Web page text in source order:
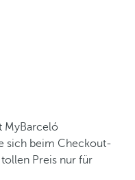
MyBarceló
sich beim Checkout-
tollen Preis nur für